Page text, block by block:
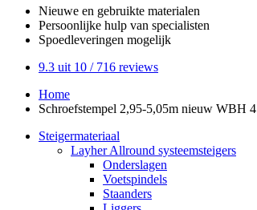
Nieuwe en gebruikte materialen
Persoonlijke hulp van specialisten
Spoedleveringen mogelijk
9.3 uit 10 / 716 reviews
Home
Schroefstempel 2,95-5,05m nieuw WBH 4
Steigermateriaal
Layher Allround systeemsteigers
Onderslagen
Voetspindels
Staanders